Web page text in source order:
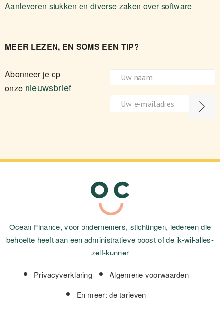
Aanleveren stukken en diverse zaken over software
MEER LEZEN, EN SOMS EEN TIP?
Abonneer je op
onze nieuwsbrief
Ocean Finance, voor ondernemers, stichtingen, iedereen die
behoefte heeft aan een administratieve boost of de ik-wil-alles-
zelf-kunner
Privacyverklaring
Algemene voorwaarden
En meer: de tarieven